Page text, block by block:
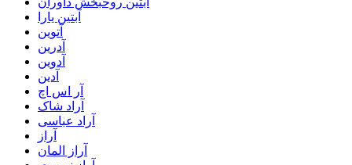
آبتین یارا
آتوین
آدرین
آدوین
آدین
آر اس اچ
آراد شاک
آراد عباسی
آراز
آراز المان